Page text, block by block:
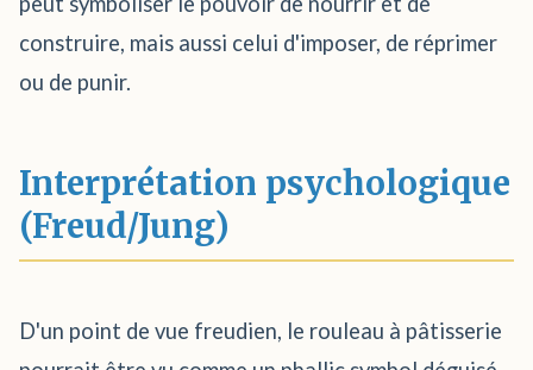
construire, mais aussi celui d'imposer, de réprimer
ou de punir.
Interprétation psychologique
(Freud/Jung)
D'un point de vue freudien, le rouleau à pâtisserie